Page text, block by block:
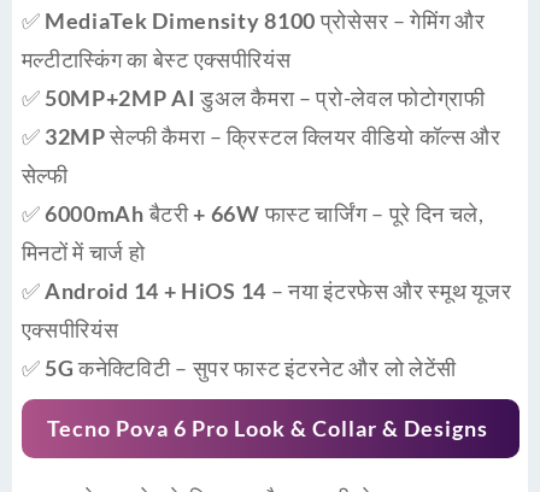
✅ MediaTek Dimensity 8100 प्रोसेसर – गेमिंग और
मल्टीटास्किंग का बेस्ट एक्सपीरियंस
✅ 50MP+2MP AI डुअल कैमरा– प्रो-लेवल फोटोग्राफी
✅ 32MP सेल्फी कैमरा– क्रिस्टल क्लियर वीडियो कॉल्स और
सेल्फी
✅6000mAh बैटरी + 66W फास्ट चार्जिंग– पूरे दिन चले,
मिनटों में चार्ज हो
✅Android 14 + HiOS 14 – नया इंटरफेस और स्मूथ यूजर
एक्सपीरियंस
✅ 5G कनेक्टिविटी– सुपर फास्ट इंटरनेट और लो लेटेंसी
Tecno Pova 6 Pro Look & Collar & Designs